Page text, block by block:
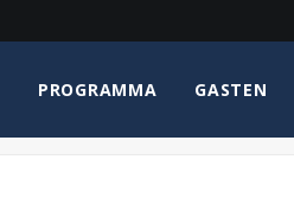
PROGRAMMA GASTEN